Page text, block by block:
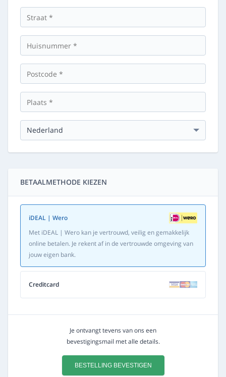
BETAALMETHODE KIEZEN
iDEAL | Wero
Met iDEAL | Wero kan je vertrouwd, veilig en gemakkelijk
online betalen. Je rekent af in de vertrouwde omgeving van
jouw eigen bank.
Creditcard
Je ontvangt tevens van ons een
bevestigingsmail met alle details.
BESTELLING BEVESTIGEN